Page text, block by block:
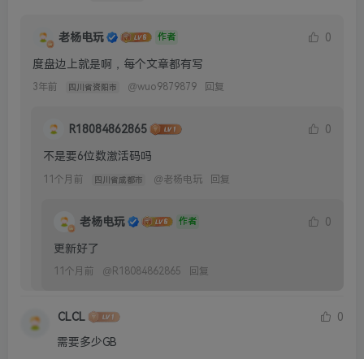
老杨电玩 作者 0
度盘边上就是啊，每个文章都有写
3年前 四川省资阳市 @wuo9879879 回复
R18084862865 0
不是要6位数激活码吗
11个月前 四川省成都市 @老杨电玩 回复
老杨电玩 作者 0
更新好了
11个月前 @ R18084862865 回复
CLCL
0
需要多少GB